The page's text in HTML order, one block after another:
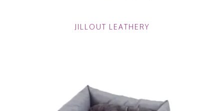
JILLOUT LEATHERY